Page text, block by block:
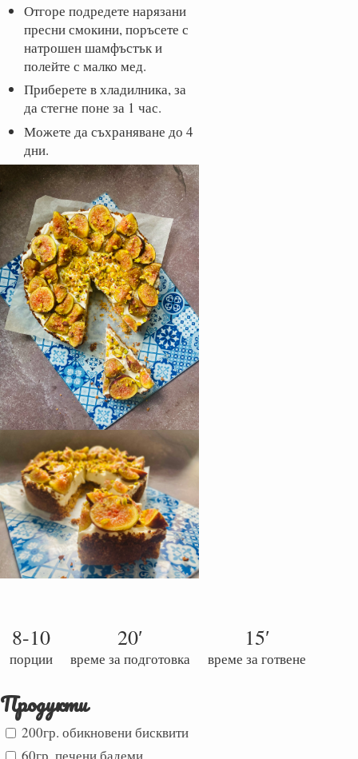
Отгоре подредете нарязани
пресни смокини, поръсете с
натрошен шамфъстък и
полейте с малко мед.
Приберете в хладилника, за
да стегне поне за 1 час.
Можете да съхраняване до 4
дни.
8-10 20′ 15′
порции време за подготовка време за готвене
Продукти
200гр. обикновени бисквити